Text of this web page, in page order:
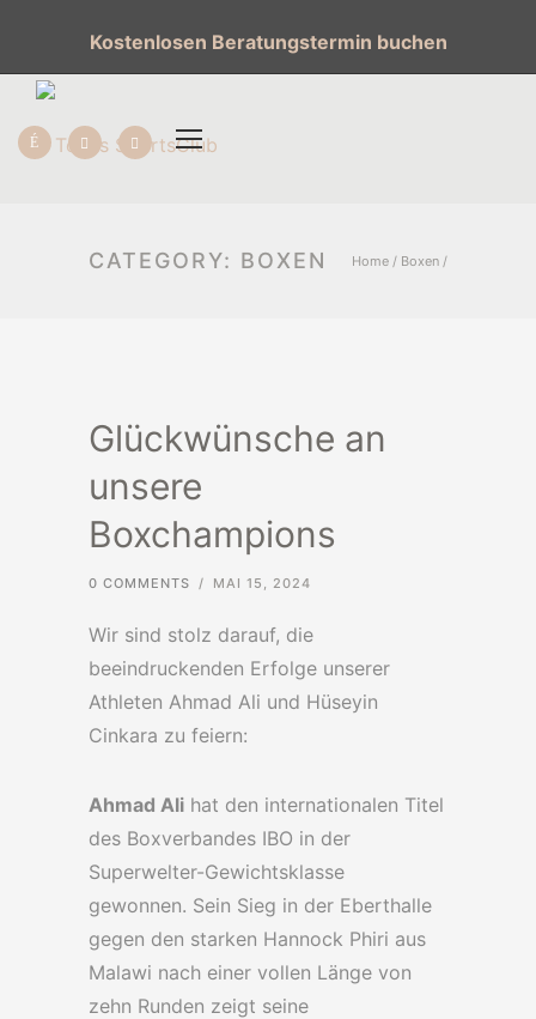
Kostenlosen Beratungstermin buchen
CATEGORY: BOXEN Home / Boxen /
Glückwünsche an
unsere
Boxchampions
0 COMMENTS / MAI 15, 2024
Wir sind stolz darauf, die
beeindruckenden Erfolge unserer
Athleten Ahmad Ali und Hüseyin
Cinkara zu feiern:
Ahmad Ali hat den internationalen Titel
des Boxverbandes IBO in der
Superwelter-Gewichtsklasse
gewonnen. Sein Sieg in der Eberthalle
gegen den starken Hannock Phiri aus
Malawi nach einer vollen Länge von
zehn Runden zeigt seine